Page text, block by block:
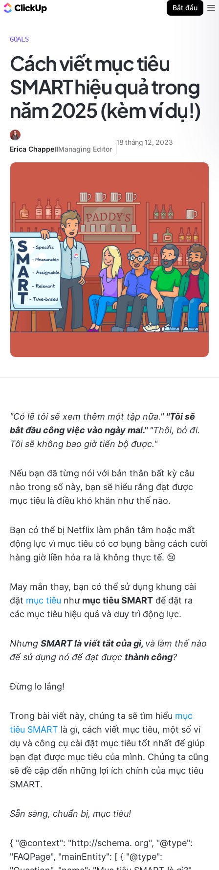
Bắt đầu
GOALS
Cách viết mục tiêu
SMART hiệu quả trong
năm 2025 (kèm ví dụ!)
Erica ChappellManaging Editor
18 tháng 12, 2023
"Có lẽ tôi sẽ xem thêm một tập nữa." "Tôi sẽ
bắt đầu công việc vào ngày mai." "Thôi, bỏ đi.
Tôi sẽ không bao giờ tiến bộ được."
Nếu bạn đã từng nói với bản thân bất kỳ câu
nào trong số này, bạn sẽ hiểu rằng đạt được
mục tiêu là điều khó khăn như thế nào.
Bạn có thể bị Netflix làm phân tâm hoặc mất
động lực vì mục tiêu có cơ bụng bằng cách cười
hàng giờ liền hóa ra là không thực tế. 😢
May mắn thay, bạn có thể sử dụng khung cài
đặt mục tiêu như mục tiêu SMART để đặt ra
các mục tiêu hiệu quả và duy trì động lực.
Nhưng SMART là viết tắt của gì, và làm thế nào
để sử dụng nó để đạt được thành công?
Đừng lo lắng!
Trong bài viết này, chúng ta sẽ tìm hiểu mục
tiêu SMART là gì, cách viết mục tiêu, một số ví
dụ và công cụ cài đặt mục tiêu tốt nhất để giúp
bạn đạt được mục tiêu của mình. Chúng ta cũng
sẽ đề cập đến những lợi ích chính của mục tiêu
SMART.
Sẵn sàng, chuẩn bị, mục tiêu!
{ "@context": "http://schema. org", "@type":
"FAQPage", "mainEntity": [ { "@type":